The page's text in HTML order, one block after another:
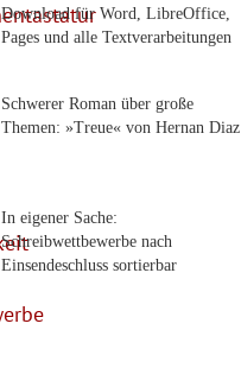
Download für Word, LibreOffice,
Pages und alle Textverarbeitungen
Schwerer Roman über große
Themen: »Treue« von Hernan Diaz
In eigener Sache:
Schreibwettbewerbe nach
Einsendeschluss sortierbar